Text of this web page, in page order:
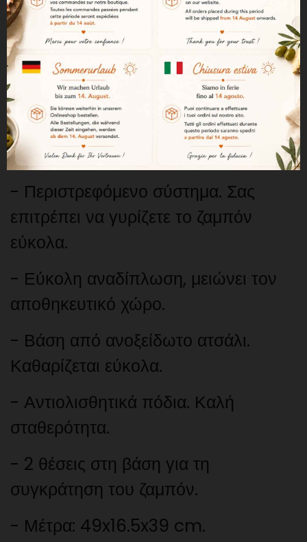
επιτρέψει να κόψετε τα κομμάτια
τέλεια στο σπίτι, με το ζαμπόν στην
ιδανική θέση.
Αποθηκεύεται εύκολα και καθαρίζεται
εύκολα.
Δοχείο για ζαμπόν PRO:
- Περιστρεφόμενο σύστημα. Σας
επιτρέπει να γυρίζετε το ζαμπόν
εύκολα.
- Εύκολη αναδίπλωση, μειώνει τον
αποθηκευτικό χώρο.
- Βάση από ανοξείδωτο ατσάλι.
Καθαρίζεται εύκολα.
- Αντιολισθητικά πόδια. Καλή
σταθερότητα.
- 2 θέσεις στη βάση για τη
συγκράτηση του ζαμπόν.
- Μέτρα: 49x16.5x39 cm.